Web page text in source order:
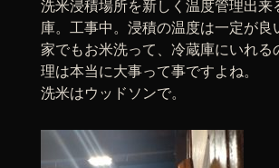
洗米浸積場所を新しく温度管理出来
庫。工事中。浸積の温度は一定が良
家でもお米洗って、冷蔵庫にいれる
理は本当に大事って事ですよね。
洗米はウッドソンで。